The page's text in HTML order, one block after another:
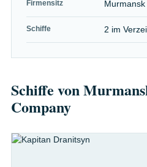
Firmensitz Murmansk
Schiffe 2 im
Schiffe von
Company